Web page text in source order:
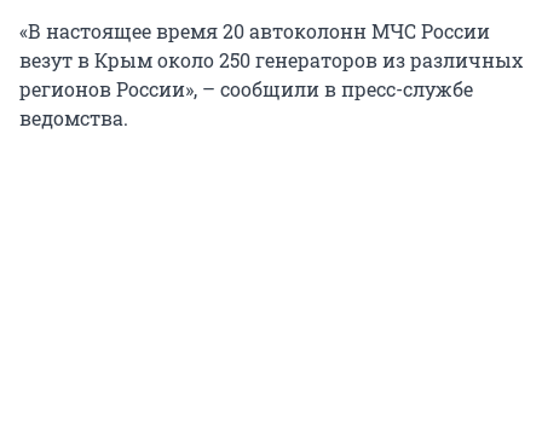
«В настоящее время 20 автоколонн МЧС России
везут в Крым около 250 генераторов из различных
регионов России», – сообщили в пресс-службе
ведомства.